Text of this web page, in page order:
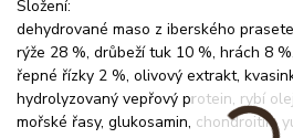
Složení:
dehydrované maso z iberského
rýže 28 %, drůbeží tuk 10 %, hrách 8
řepné řízky 2 %, olivový extrakt,
hydrolyzovaný vepřový protein, rybí
mořské řasy, glukosamin, chondroitin,